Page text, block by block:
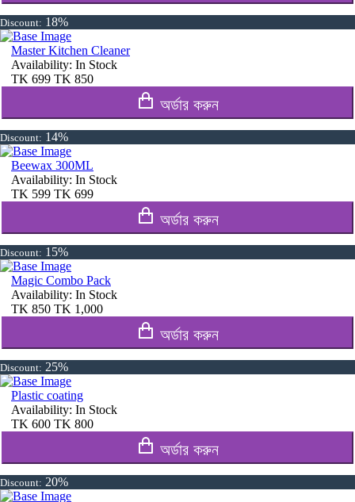
Discount: 18%
Master Kitchen Cleaner
Availability: In Stock
TK 699 TK 850
অর্ডার করুন
Discount: 14%
Beewax 300ML
Availability: In Stock
TK 599 TK 699
অর্ডার করুন
Discount: 15%
Magic Combo Pack
Availability: In Stock
TK 850 TK 1,000
অর্ডার করুন
Discount: 25%
Plastic coating
Availability: In Stock
TK 600 TK 800
অর্ডার করুন
Discount: 20%